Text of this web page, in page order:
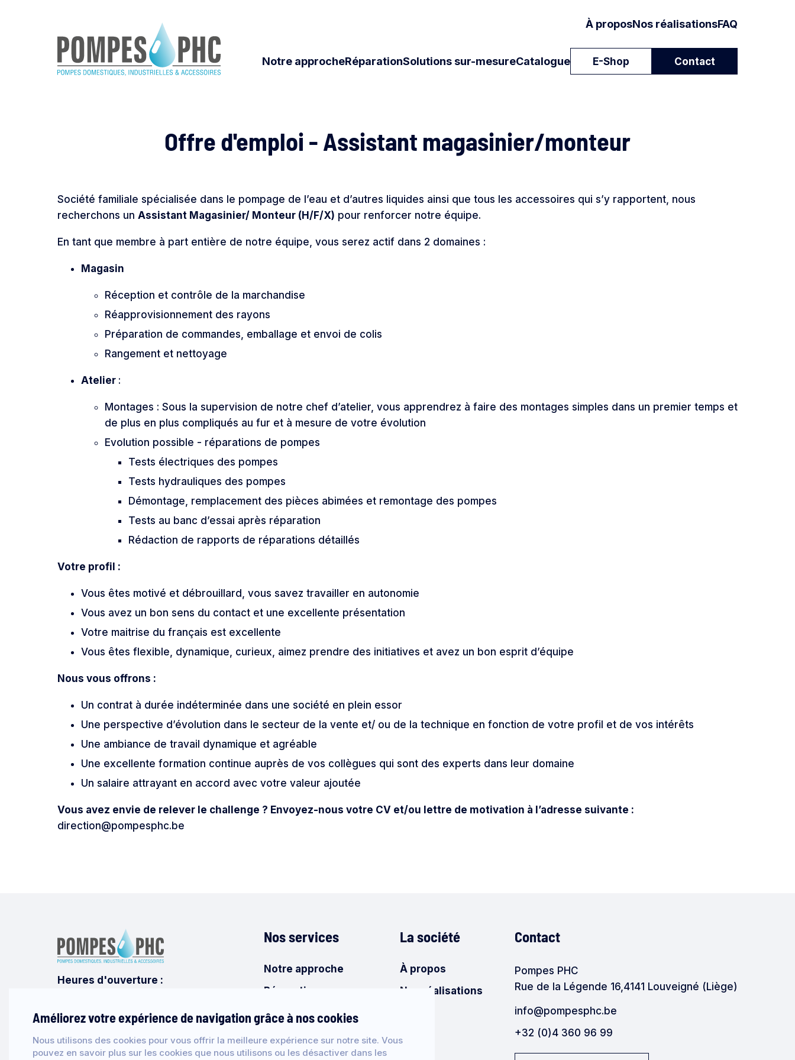
À proposNos réalisationsFAQ
Notre approcheRéparationSolutions sur-mesureCatalogue E-Shop Contact
Offre d'emploi - Assistant magasinier/monteur
Société familiale spécialisée dans le pompage de l’eau et d’autres liquides ainsi que tous les accessoires qui s’y rapportent, nous
recherchons un Assistant Magasinier/ Monteur (H/F/X) pour renforcer notre équipe.
En tant que membre à part entière de notre équipe, vous serez actif dans 2 domaines :
Magasin
Réception et contrôle de la marchandise
Réapprovisionnement des rayons
Préparation de commandes, emballage et envoi de colis
Rangement et nettoyage
Atelier :
Montages : Sous la supervision de notre chef d’atelier, vous apprendrez à faire des montages simples dans un premier temps et
de plus en plus compliqués au fur et à mesure de votre évolution
Evolution possible - réparations de pompes
Tests électriques des pompes
Tests hydrauliques des pompes
Démontage, remplacement des pièces abimées et remontage des pompes
Tests au banc d’essai après réparation
Rédaction de rapports de réparations détaillés
Votre profil :
Vous êtes motivé et débrouillard, vous savez travailler en autonomie
Vous avez un bon sens du contact et une excellente présentation
Votre maitrise du français est excellente
Vous êtes flexible, dynamique, curieux, aimez prendre des initiatives et avez un bon esprit d’équipe
Nous vous offrons :
Un contrat à durée indéterminée dans une société en plein essor
Une perspective d’évolution dans le secteur de la vente et/ ou de la technique en fonction de votre profil et de vos intérêts
Une ambiance de travail dynamique et agréable
Une excellente formation continue auprès de vos collègues qui sont des experts dans leur domaine
Un salaire attrayant en accord avec votre valeur ajoutée
Vous avez envie de relever le challenge ? Envoyez-nous votre CV et/ou lettre de motivation à l’adresse suivante :
direction@pompesphc.be
Heures d'ouverture :
Nos services
Notre approche
Réparation
Solution sur-mesure
La société
À propos
Nos réalisations
Contact
Pompes PHC
Rue de la Légende 16,4141 Louveigné (Liège)
info@pompesphc.be
+32 (0)4 360 96 99
Améliorez votre expérience de navigation grâce à nos cookies
Nous utilisons des cookies pour vous offrir la meilleure expérience sur notre site. Vous
pouvez en savoir plus sur les cookies que nous utilisons ou les désactiver dans les